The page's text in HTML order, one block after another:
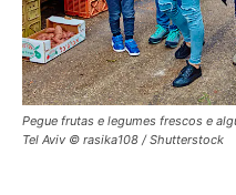
Pegue frutas e legumes frescos e
Tel Aviv © rasika108 / Shutterstock